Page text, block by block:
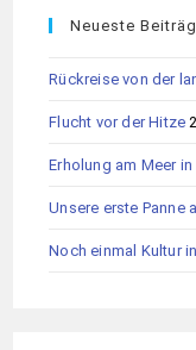
Neueste
Rückreise von der
Flucht vor der Hitze
Erholung am Meer
Unsere erste Panne
Noch einmal Kultur